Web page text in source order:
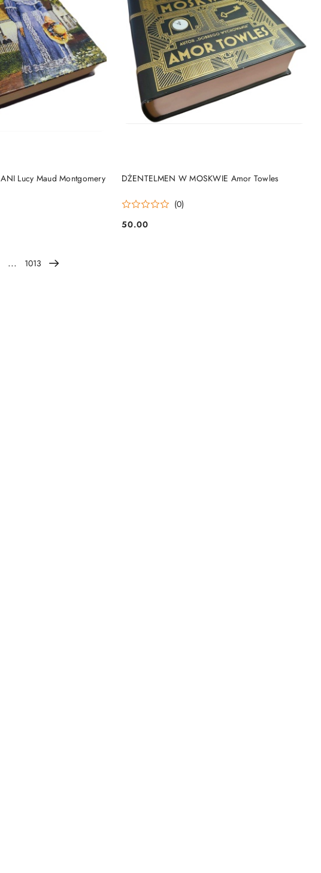
Lucy Maud Montgomery
DO KOSZYKA DŻENTELMEN W MOSKWIE Amor Towles
(0)
Cena:
50.00
DO KOSZYKA
... 1013